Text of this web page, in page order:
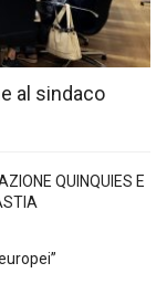
al sindaco
QUINQUIES E